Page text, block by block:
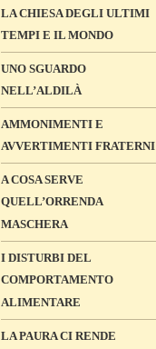
LA CHIESA DEGLI ULTIMI
TEMPI E IL MONDO
UNO SGUARDO
NELL’ALDILÀ
AMMONIMENTI E
AVVERTIMENTI FRATERNI
A COSA SERVE
QUELL’ORRENDA
MASCHERA
I DISTURBI DEL
COMPORTAMENTO
ALIMENTARE
LA PAURA CI RENDE